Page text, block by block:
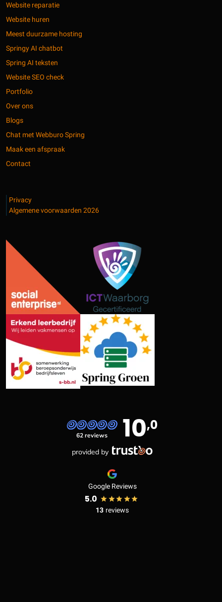
Website reparatie
Website huren
Meest duurzame hosting
Springy AI chatbot
Spring AI teksten
Website SEO check
Portfolio
Over ons
Blogs
Chat met Webburo Spring
Maak een afspraak
Contact
Privacy
Algemene voorwaarden 2026
62 reviews 10,0
provided by
Google Reviews
5.0
13 reviews